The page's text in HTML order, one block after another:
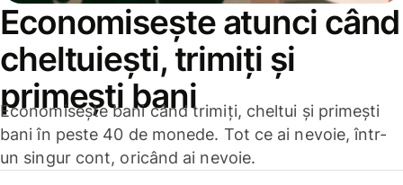
Economisește atunci când
cheltuiești, trimiți și
primești bani
Economisește bani când trimiți, cheltui și primești
bani în peste 40 de monede. Tot ce ai nevoie, într-
un singur cont, oricând ai nevoie.